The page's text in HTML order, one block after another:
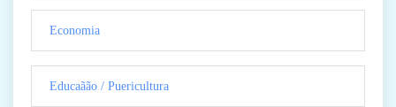
Economia
Educaãão / Puericultura